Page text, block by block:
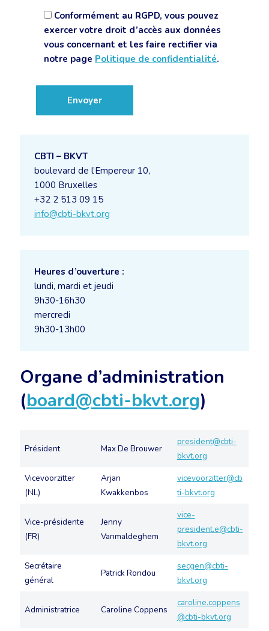
Conformément au RGPD, vous pouvez
exercer votre droit d’accès aux données
vous concernant et les faire rectifier via
notre page Politique de confidentialité.
CBTI – BKVT
boulevard de l’Empereur 10,
1000 Bruxelles
+32 2 513 09 15
info@cbti-bkvt.org
Heures d’ouverture :
lundi, mardi et jeudi
9h30-16h30
mercredi
9h30-13h00
Organe d’administration
(board@cbti-bkvt.org)
Président Max De Brouwer
president@cbti-
bkvt.org
Vicevoorzitter
(NL)
Arjan
Kwakkenbos
vicevoorzitter@cb
ti-bkvt.org
Vice-présidente
(FR)
Jenny
Vanmaldeghem
vice-
president.e@cbti-
bkvt.org
Secrétaire
général
Patrick Rondou
secgen@cbti-
bkvt.org
Administratrice Caroline Coppens
caroline.coppens
@cbti-bkvt.org